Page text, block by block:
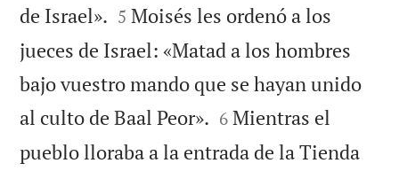
de Israel». 

5 Moisés les ordenó a los
jueces de Israel: «Matad a los hombres
bajo vuestro mando que se hayan unido
al culto de Baal Peor». 

6 Mientras el
pueblo lloraba a la entrada de la Tienda